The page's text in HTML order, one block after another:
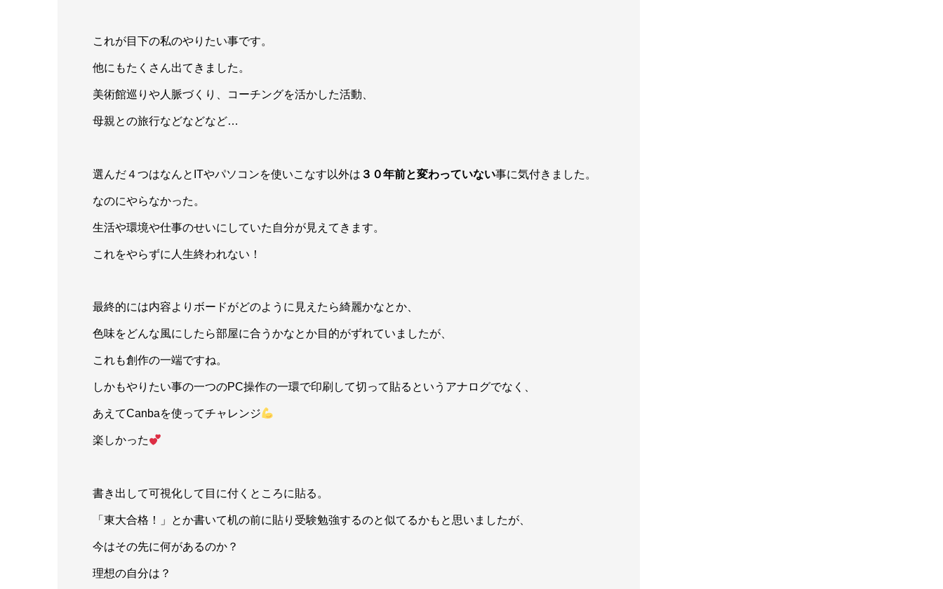
これが目下の私のやりたい事です。
他にもたくさん出てきました。
美術館巡りや人脈づくり、コーチングを活かした活動、
母親との旅行などなどなど…
選んだ４つはなんとITやパソコンを使いこなす以外は ３０年前と変わっていない事に気付きました。
なのにやらなかった。
生活や環境や仕事のせいにしていた自分が見えてきます。
これをやらずに人生終われない！
最終的には内容よりボードがどのように見えたら綺麗かなとか、
色味をどんな風にしたら部屋に合うかなとか目的がずれていましたが、
これも創作の一端ですね。
しかもやりたい事の一つのPC操作の一環で印刷して切って貼るというアナログでなく、
あえてCanbaを使ってチャレンジ
楽しかった
書き出して可視化して目に付くところに貼る。
「東大合格！」とか書いて机の前に貼り受験勉強するのと似てるかもと思いましたが、
今はその先に何があるのか？
理想の自分は？